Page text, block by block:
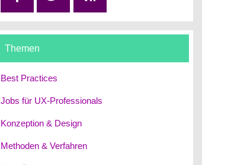
Themen
Best Practices
Jobs für UX-Professionals
Konzeption & Design
Methoden & Verfahren